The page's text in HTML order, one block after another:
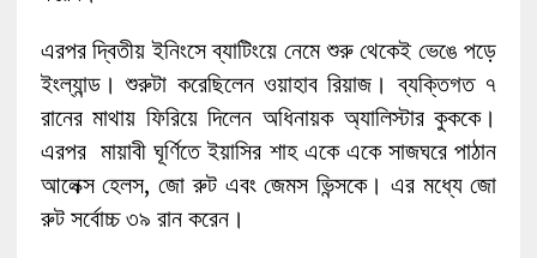
এরপর দ্বিতীয় ইনিংসে ব্যাটিংয়ে নেমে শুরু থেকেই ভেঙে পড়ে
ইংল্যান্ড। শুরুটা করেছিলেন ওয়াহাব রিয়াজ। ব্যক্তিগত ৭
রানের মাথায় ফিরিয়ে দিলেন অধিনায়ক অ্যালিস্টার কুককে।
এরপর মায়াবী ঘূর্ণিতে ইয়াসির শাহ একে একে সাজঘরে পাঠান
আলেক্স হেলস, জো রুট এবং জেমস ভিন্সকে। এর মধ্যে জো
রুট সর্বোচ্চ ৩৯ রান করেন।